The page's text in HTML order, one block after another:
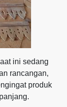
ini sedang
rancangan,
produk